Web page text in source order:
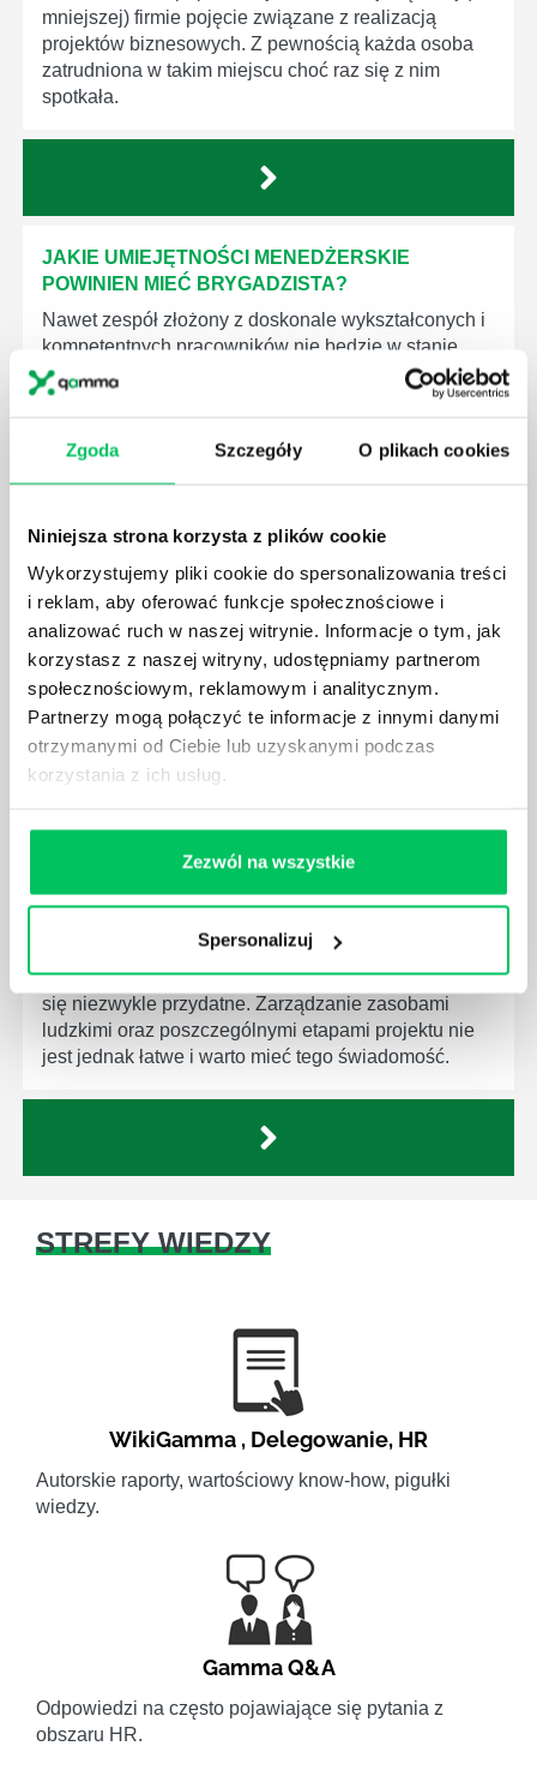
Zgoda Szczegóły O plikach cookies
Niniejsza strona korzysta z plików cookie
Wykorzystujemy pliki cookie do spersonalizowania treści
i reklam, aby oferować funkcje społecznościowe i
analizować ruch w naszej witrynie. Informacje o tym, jak
korzystasz z naszej witryny, udostępniamy partnerom
społecznościowym, reklamowym i analitycznym.
Partnerzy mogą połączyć te informacje z innymi danymi
otrzymanymi od Ciebie lub uzyskanymi podczas
korzystania z ich usług.
Zezwól na wszystkie
Spersonalizuj
mniejszej) firmie pojęcie związane z realizacją
projektów biznesowych. Z pewnością każda osoba
zatrudniona w takim miejscu choć raz się z nim
spotkała.
JAKIE UMIEJĘTNOŚCI MENEDŻERSKIE
POWINIEN MIEĆ BRYGADZISTA?
Nawet zespół złożony z doskonale wykształconych i
kompetentnych pracowników nie będzie w stanie
sprawnie realizować swoich zadań, jeśli zabraknie w
nim odpowiedniego kierownictwa. Zawsze
czynności wykonywane przez pracowników.
JAK BRYGADZISTA MOŻE ROZWINĄĆ SWOJE
KOMPETENCJE MENEDŻERSKIE?
Menedżer to niezwykle ważne stanowisko w każdej
firmie. Osoba je pełniąca jest w pełni odpowiedzialna
za realizację działań podległych mu osób oraz
działu.
JAKĄ METODĘ ZARZĄDZANIA POWINIEN ZNAĆ
KAŻDY MENEDŻER?
Istnieje wiele metod zarządzania, które mogą okazać
się niezwykle przydatne. Zarządzanie zasobami
ludzkimi oraz poszczególnymi etapami projektu nie
jest jednak łatwe i warto mieć tego świadomość.
STREFY WIEDZY
WikiGamma , Delegowanie, HR
Autorskie raporty, wartościowy know-how, pigułki
wiedzy.
Gamma Q&A
Odpowiedzi na często pojawiające się pytania z
obszaru HR.